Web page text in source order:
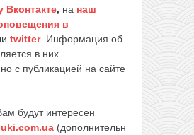
Вконтакте, на наш
в
twitter. Информация об
в них
с публикацией на сайте
будут интересен
(дополнительн